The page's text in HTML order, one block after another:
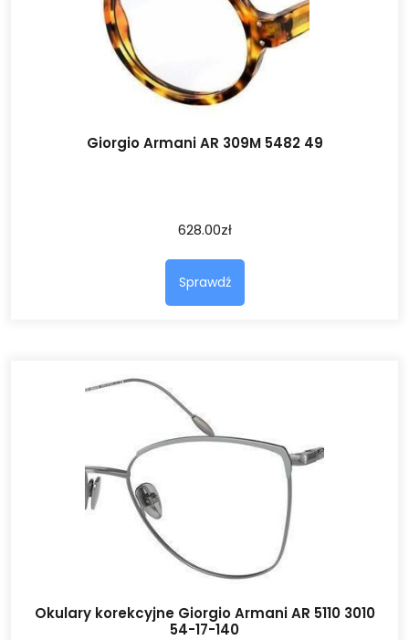
Giorgio Armani AR 309M 5482 49
628.00zł
Sprawdź
Okulary korekcyjne Giorgio Armani AR 5110 3010
54-17-140